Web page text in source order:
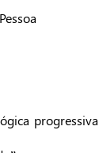
progressiva